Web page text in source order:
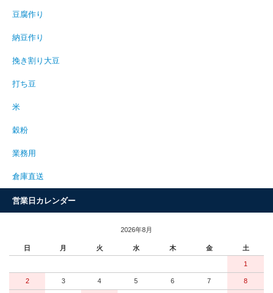
豆腐作り
納豆作り
挽き割り大豆
打ち豆
米
穀粉
業務用
倉庫直送
営業日カレンダー
2026年8月
日 月 火 水 木 金 土
1
2 3 4 5 6 7 8